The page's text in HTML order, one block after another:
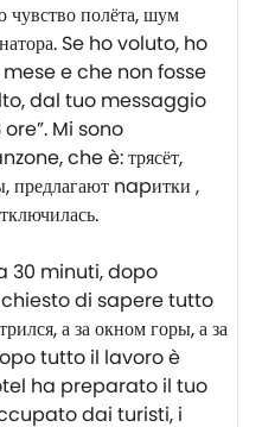
полёта, шум
Se ho voluto, ho
e che non fosse
dal tuo messaggio
Mi sono
che è: трясёт,
предлагают napитки ,
30 minuti, dopo
di sapere tutto
а за окном горы, а за
Dopo tutto il lavoro è
ha preparato il tuo
dai turisti, i